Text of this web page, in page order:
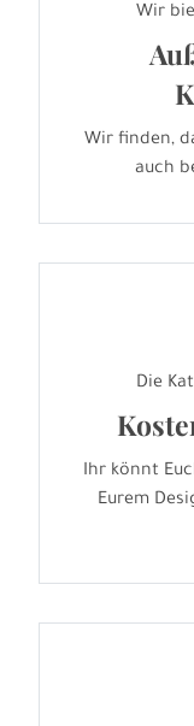
Wir
Wir finden,
auch
Die
Ihr könnt
Eurem